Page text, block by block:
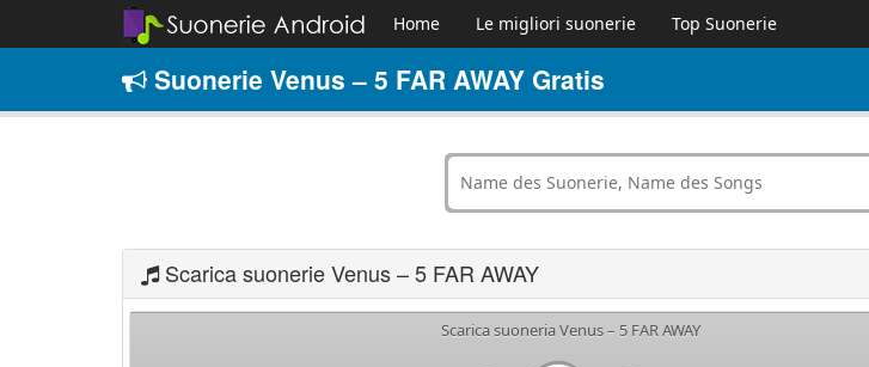
Home Le migliori suonerie Top Suonerie
Suonerie Venus – 5 FAR AWAY Gratis
Scarica suonerie Venus – 5 FAR AWAY
Scarica suoneria Venus – 5 FAR AWAY